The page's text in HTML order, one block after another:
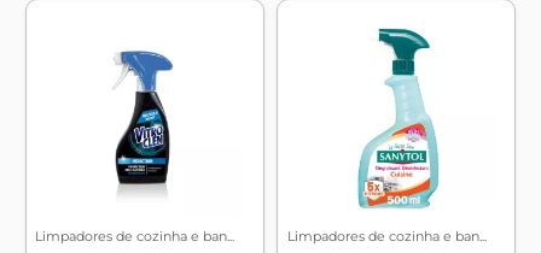
Limpadores de cozinha e ban... Limpadores de cozinha e ban...